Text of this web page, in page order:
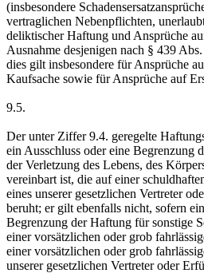
(insbesondere
vertraglichen Nebenpflichten,
deliktischer Haftung und Ansprüche
Ausnahme desjenigen nach § 439
dies gilt insbesondere für Ansprüche
Kaufsache sowie für Ansprüche auf
9.5.
Der unter Ziffer 9.4. geregelte
ein Ausschluss oder eine Begrenzung
der Verletzung des Lebens, des
vereinbart ist, die auf einer
eines unserer gesetzlichen Vertreter
beruht; er gilt ebenfalls nicht, sofern
Begrenzung der Haftung für sonstige
einer vorsätzlichen oder grob
einer vorsätzlichen oder grob
unserer gesetzlichen Vertreter oder